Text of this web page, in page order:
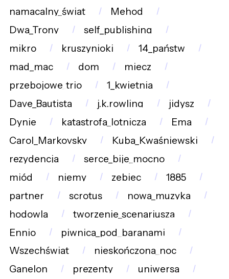
namacalny_świat
Mehod
Dwa_Trony
self_publishing
mikro
kruszynioki
14_państw
mad_mac
dom
miecz
przebojowe_trio
1_kwietnia
Dave_Bautista
j.k.rowling
jidysz
Dynie
katastrofa_lotnicza
Ema
Carol_Markovsky
Kuba_Kwaśniewski
rezydencja
serce_bije_mocno
miód
niemy zebiec
1885
partner
scrotus
nowa_muzyka
hodowla
tworzenie_scenariusza
Ennio
piwnica_pod_baranami
Wszechświat
nieskończona_noc
Ganelon
prezenty
uniwersa